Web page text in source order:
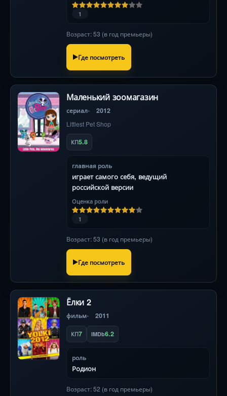
1
Возраст: 53 (в год премьеры)
Где посмотреть
Маленький зоомагазин
сериал 2012
Littlest Pet Shop
КП5.8
главная роль
играет самого себя, ведущий
российской версии
Оценка роли
1
Возраст: 53 (в год премьеры)
Где посмотреть
Ёлки 2
фильм 2011
КП7 IMDb6.2
роль
Родион
Возраст: 52 (в год премьеры)